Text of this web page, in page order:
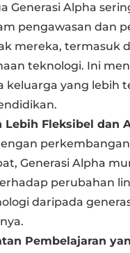
Generasi Alpha
pengawasan dan
mereka, termasuk
teknologi. Ini
keluarga yang lebih
Lebih Fleksibel dan
Generasi Alpha
perubahan
daripada
Pembelajaran